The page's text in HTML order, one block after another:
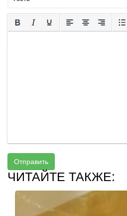
Отправить
ЧИТАЙТЕ ТАКЖЕ: